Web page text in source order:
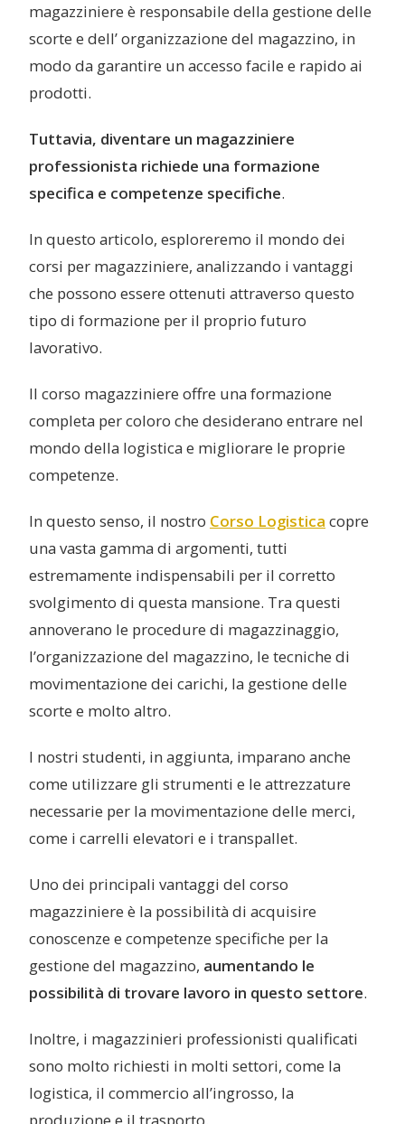
magazziniere è responsabile della gestione delle
scorte e dell’ organizzazione del magazzino, in
modo da garantire un accesso facile e rapido ai
prodotti.
Tuttavia, diventare un magazziniere
professionista richiede una formazione
specifica e competenze specifiche.
In questo articolo, esploreremo il mondo dei
corsi per magazziniere, analizzando i vantaggi
che possono essere ottenuti attraverso questo
tipo di formazione per il proprio futuro
lavorativo.
Il corso magazziniere offre una formazione
completa per coloro che desiderano entrare nel
mondo della logistica e migliorare le proprie
competenze.
In questo senso, il nostro Corso Logistica copre
una vasta gamma di argomenti, tutti
estremamente indispensabili per il corretto
svolgimento di questa mansione. Tra questi
annoverano le procedure di magazzinaggio,
l’organizzazione del magazzino, le tecniche di
movimentazione dei carichi, la gestione delle
scorte e molto altro.
I nostri studenti, in aggiunta, imparano anche
come utilizzare gli strumenti e le attrezzature
necessarie per la movimentazione delle merci,
come i carrelli elevatori e i transpallet.
Uno dei principali vantaggi del corso
magazziniere è la possibilità di acquisire
conoscenze e competenze specifiche per la
gestione del magazzino, aumentando le
possibilità di trovare lavoro in questo settore.
Inoltre, i magazzinieri professionisti qualificati
sono molto richiesti in molti settori, come la
logistica, il commercio all’ingrosso, la